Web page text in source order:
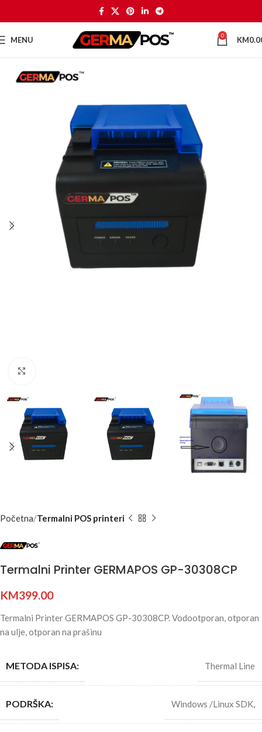
MENU 0 KM
Početna Termalni POS printeri
Termalni Printer GERMAPOS GP-30308CP
KM399.00
Termalni Printer GERMAPOS GP-30308CP. Vodootporan, otporan
na ulje, otporan na prašinu
METODA ISPISA: Thermal Line
PODRŠKA: Windows /Linux SDK,